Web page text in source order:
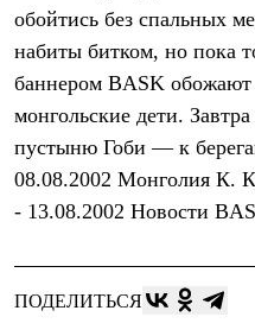
Среднее термобелье
Лёгкая одежда
Футболки
Рубашки
Толстовки
Брюки
Шорты
Женская одежда
Утепленная пухом
Утепленная синтетикой
обойтись без спальных
набиты битком, но пока
баннером BASK обожают
монгольские дети.
пустыню Гоби — к
08.08.2002 Монголия К.
- 13.08.2002 Новоcти
ПОДЕЛИТЬСЯ